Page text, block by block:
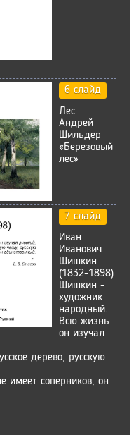
6 слайд
Лес
Андрей
Шильдер
«Березовый
лес»
7 слайд
Иван
Иванович
Шишкин
(1832-1898)
Шишкин -
художник
народный.
Всю жизнь
он изучал
дерево, русскую
имеет соперников, он